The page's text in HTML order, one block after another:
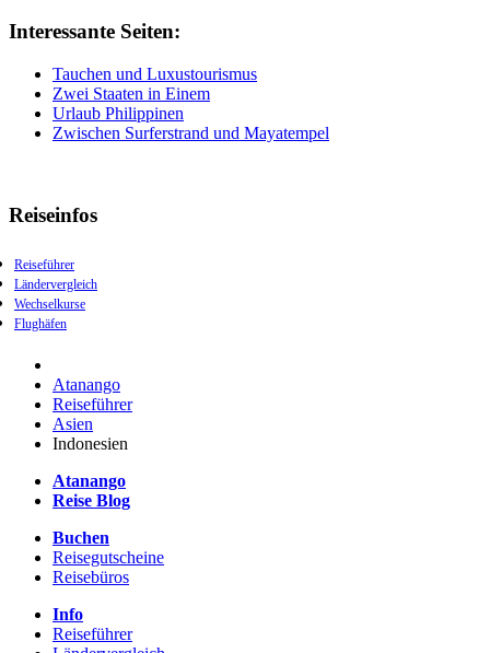
Interessante Seiten:
Tauchen und Luxustourismus
Zwei Staaten in Einem
Urlaub Philippinen
Zwischen Surferstrand und Mayatempel
Reiseinfos
Reiseführer
Ländervergleich
Wechselkurse
Flughäfen
Atanango
Reiseführer
Asien
Indonesien
Atanango
Reise Blog
Buchen
Reisegutscheine
Reisebüros
Info
Reiseführer